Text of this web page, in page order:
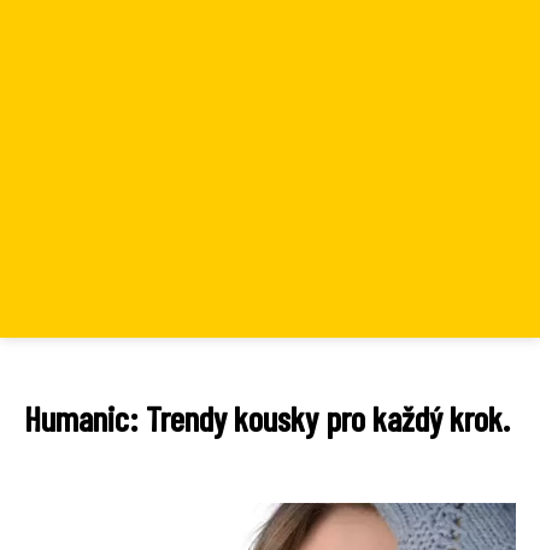
Humanic: Trendy kousky pro každý krok.